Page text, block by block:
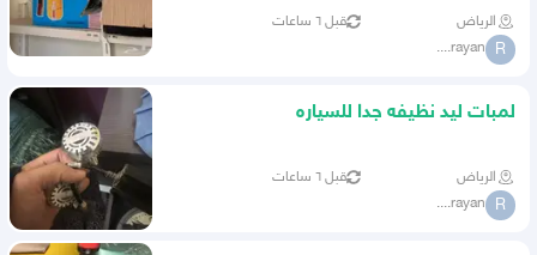
الرياض قبل ٦ ساعات
R
rayan....
لمبات ليد نظيفه جدا للسياره
الرياض قبل ٦ ساعات
R
rayan....